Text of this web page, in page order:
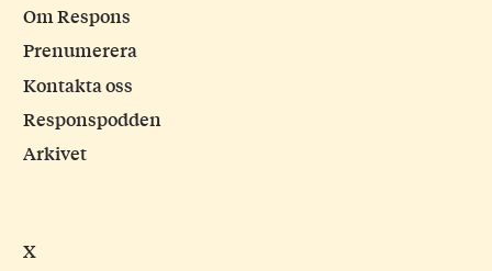
Om Respons
Prenumerera
Kontakta oss
Responspodden
Arkivet
X